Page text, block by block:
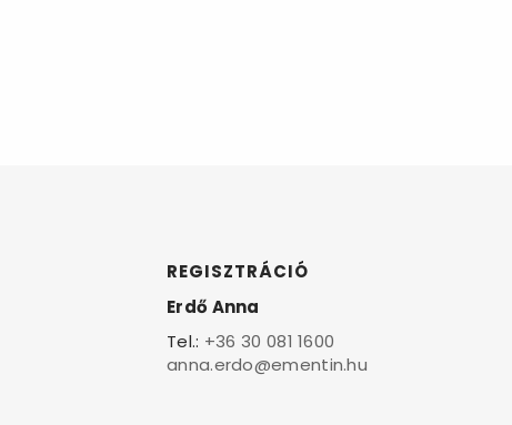
REGISZTRÁCIÓ
Erdő Anna
Tel.: +36 30 081 1600
anna.erdo@ementin.hu